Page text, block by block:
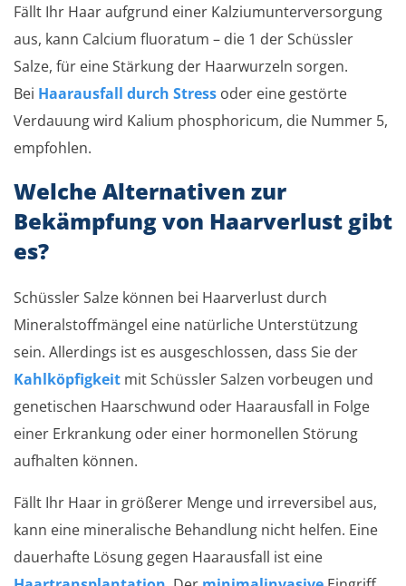
Fällt Ihr Haar aufgrund einer Kalziumunterversorgung
aus, kann Calcium fluoratum – die 1 der Schüssler
Salze, für eine Stärkung der Haarwurzeln sorgen.
Bei Haarausfall durch Stress oder eine gestörte
Verdauung wird Kalium phosphoricum, die Nummer 5,
empfohlen.
Welche Alternativen zur
Bekämpfung von Haarverlust gibt
es?
Schüssler Salze können bei Haarverlust durch
Mineralstoffmängel eine natürliche Unterstützung
sein. Allerdings ist es ausgeschlossen, dass Sie der
Kahlköpfigkeit mit Schüssler Salzen vorbeugen und
genetischen Haarschwund oder Haarausfall in Folge
einer Erkrankung oder einer hormonellen Störung
aufhalten können.
Fällt Ihr Haar in größerer Menge und irreversibel aus,
kann eine mineralische Behandlung nicht helfen. Eine
dauerhafte Lösung gegen Haarausfall ist eine